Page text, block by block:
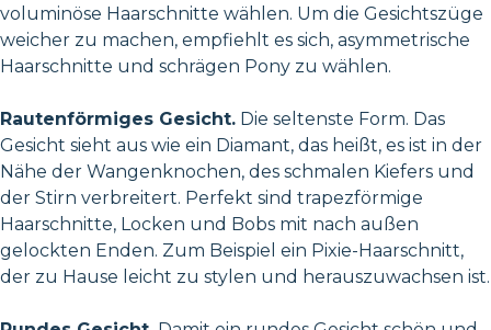
voluminöse Haarschnitte wählen. Um die Gesichtszüge
weicher zu machen, empfiehlt es sich, asymmetrische
Haarschnitte und schrägen Pony zu wählen.
Rautenförmiges Gesicht. Die seltenste Form. Das
Gesicht sieht aus wie ein Diamant, das heißt, es ist in der
Nähe der Wangenknochen, des schmalen Kiefers und
der Stirn verbreitert. Perfekt sind trapezförmige
Haarschnitte, Locken und Bobs mit nach außen
gelockten Enden. Zum Beispiel ein Pixie-Haarschnitt,
der zu Hause leicht zu stylen und herauszuwachsen ist.